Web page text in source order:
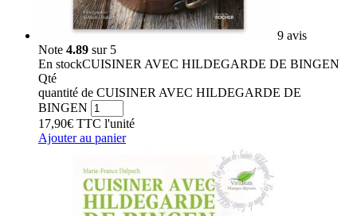
9 avis
Note 4.89 sur 5
En stockCUISINER AVEC HILDEGARDE DE BINGEN
Qté
quantité de CUISINER AVEC HILDEGARDE DE
BINGEN
17,90€ TTC l'unité
Ajouter au panier